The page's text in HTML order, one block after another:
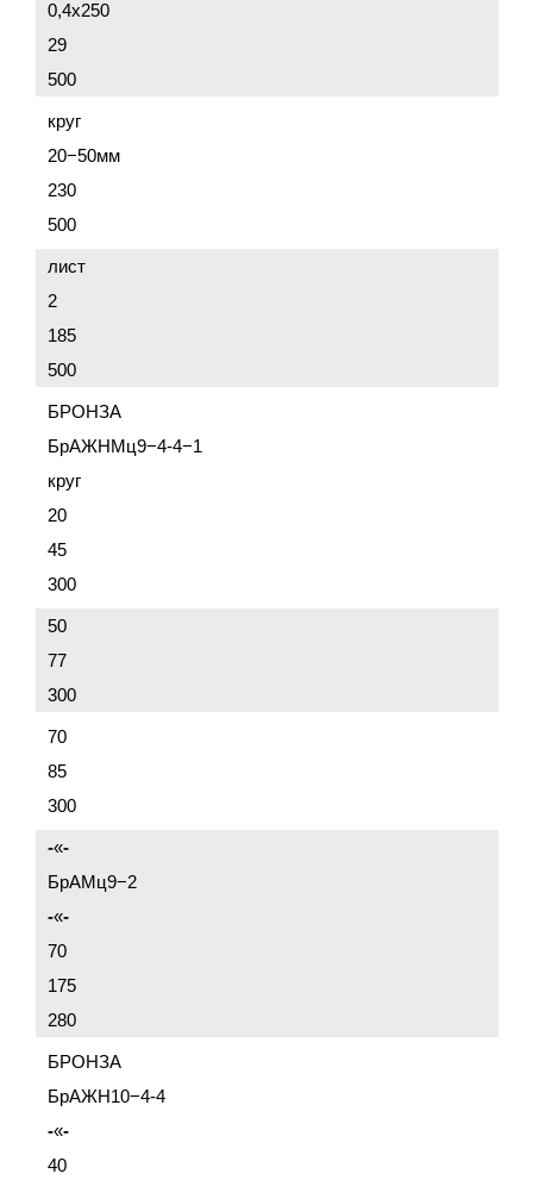
0,4x250
29
500
круг
20−50мм
230
500
лист
2
185
500
БРОНЗА
БрАЖНМц9−4-4−1
круг
20
45
300
50
77
300
70
85
300
-«-
БрАМц9−2
-«-
70
175
280
БРОНЗА
БрАЖН10−4-4
-«-
40